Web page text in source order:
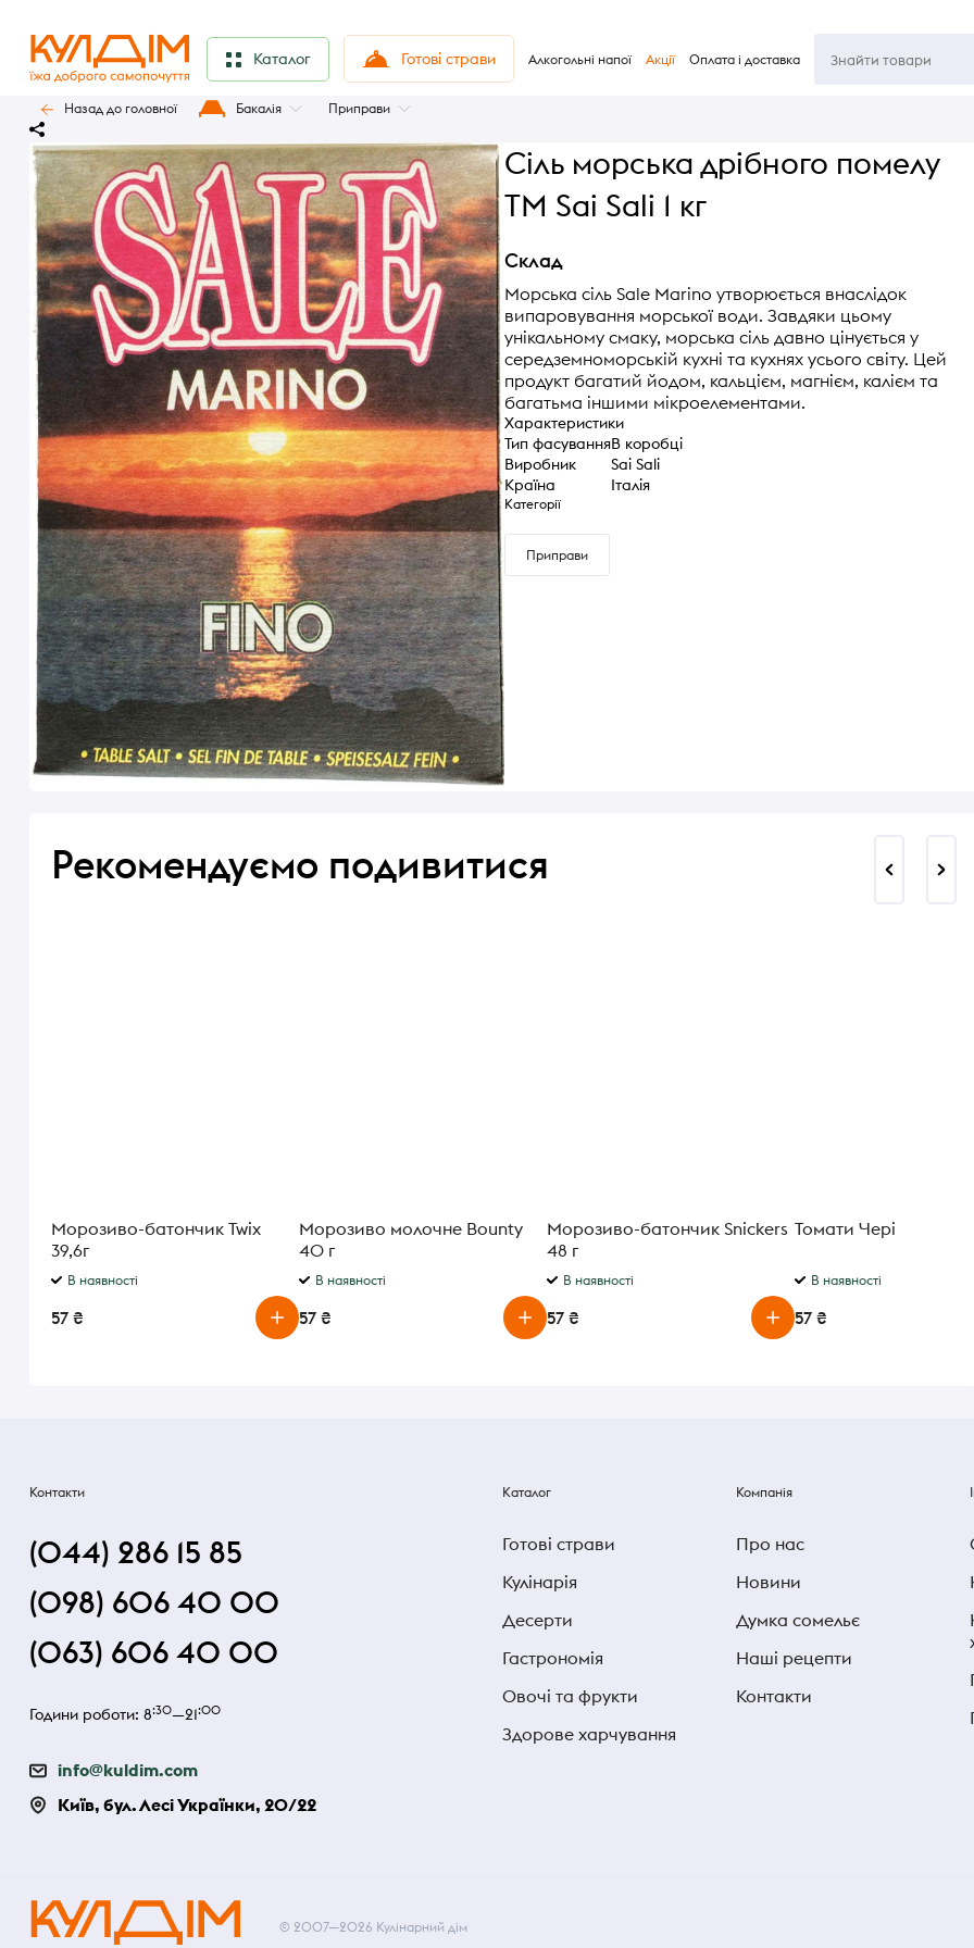
Каталог Готові страви Алкогольні напої Акції Оплата і доставка
Назад до головної Бакалія Приправи
Сіль морська дрібного помелу
ТМ Sai Sali 1 кг
Склад
Морська сіль Sale Marino утворюється внаслідок
випаровування морської води. Завдяки цьому
унікальному смаку, морська сіль давно цінується у
середземноморській кухні та кухнях усього світу. Цей
продукт багатий йодом, кальцієм, магнієм, калієм та
багатьма іншими мікроелементами.
Характеристики
Тип фасуванняВ коробці
Виробник
Sai Sali
Країна
Італія
Категорії
Приправи
Рекомендуємо подивитися
Морозиво-батончик Twix
39,6г
В наявності
57 ₴
Морозиво молочне Bounty
40 г
В наявності
57 ₴
Морозиво-батончик Snickers
48 г
В наявності
57 ₴
Томати Чері
В наявності
57 ₴
Контакти
(044) 286 15 85
(098) 606 40 00
(063) 606 40 00
Години роботи: 8:30—21:00
info@kuldim.com
Київ, бул. Лесі Українки, 20/22
Каталог
Готові страви
Кулінарія
Десерти
Гастрономія
Овочі та фрукти
Здорове харчування
Компанія
Про нас
Новини
Думка сомельє
Наші рецепти
Контакти
© 2007—2026 Кулінарний дім